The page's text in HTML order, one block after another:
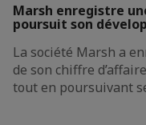
Marsh enregistre
poursuit son
La société Marsh a
de son chiffre
tout en poursuivant